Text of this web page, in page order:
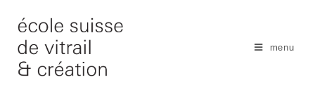
content
menu